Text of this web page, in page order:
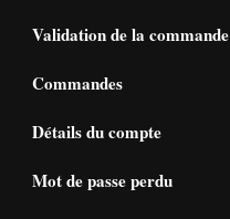
Validation de la commande
Commandes
Détails du compte
Mot de passe perdu